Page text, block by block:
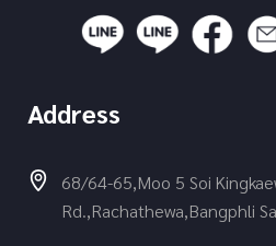
Address
68/64-65,Moo 5 Soi
Rd.,Rachathewa,Bangphli